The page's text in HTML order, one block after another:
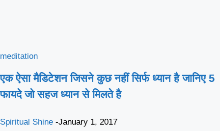
meditation
एक ऐसा मैडिटेशन जिसने कुछ नहीं सिर्फ ध्यान है जानिए 5
फायदे जो सहज ध्यान से मिलते है
Spiritual Shine -January 1, 2017